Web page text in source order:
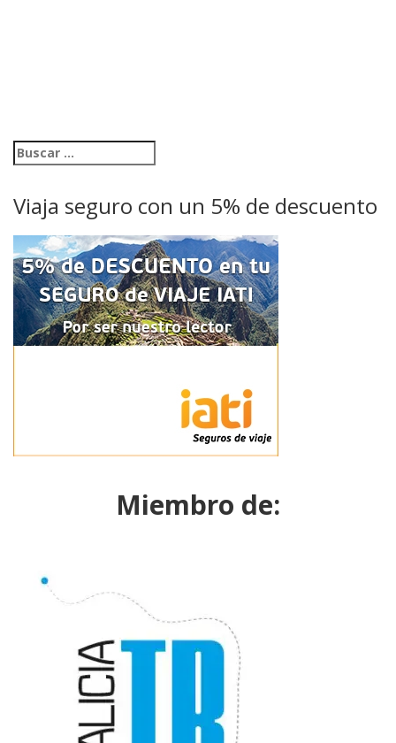
Viaja seguro con un 5% de descuento
Miembro de: